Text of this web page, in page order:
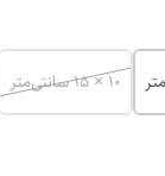
10 × 15 سانتی‌متر